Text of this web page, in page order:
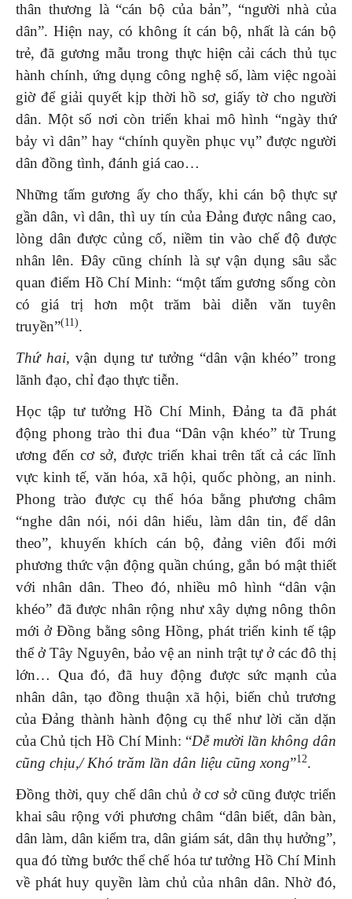
thân thương là “cán bộ của bản”, “người nhà của
dân”. Hiện nay, có không ít cán bộ, nhất là cán bộ
trẻ, đã gương mẫu trong thực hiện cải cách thủ tục
hành chính, ứng dụng công nghệ số, làm việc ngoài
giờ để giải quyết kịp thời hồ sơ, giấy tờ cho người
dân. Một số nơi còn triển khai mô hình “ngày thứ
bảy vì dân” hay “chính quyền phục vụ” được người
dân đồng tình, đánh giá cao…
Những tấm gương ấy cho thấy, khi cán bộ thực sự
gần dân, vì dân, thì uy tín của Đảng được nâng cao,
lòng dân được củng cố, niềm tin vào chế độ được
nhân lên. Đây cũng chính là sự vận dụng sâu sắc
quan điểm Hồ Chí Minh: “một tấm gương sống còn
có giá trị hơn một trăm bài diễn văn tuyên
truyền”(11).
Thứ hai, vận dụng tư tưởng “dân vận khéo” trong
lãnh đạo, chỉ đạo thực tiễn.
Học tập tư tưởng Hồ Chí Minh, Đảng ta đã phát
động phong trào thi đua “Dân vận khéo” từ Trung
ương đến cơ sở, được triển khai trên tất cả các lĩnh
vực kinh tế, văn hóa, xã hội, quốc phòng, an ninh.
Phong trào được cụ thể hóa bằng phương châm
“nghe dân nói, nói dân hiểu, làm dân tin, để dân
theo”, khuyến khích cán bộ, đảng viên đổi mới
phương thức vận động quần chúng, gắn bó mật thiết
với nhân dân. Theo đó, nhiều mô hình “dân vận
khéo” đã được nhân rộng như xây dựng nông thôn
mới ở Đồng bằng sông Hồng, phát triển kinh tế tập
thể ở Tây Nguyên, bảo vệ an ninh trật tự ở các đô thị
lớn… Qua đó, đã huy động được sức mạnh của
nhân dân, tạo đồng thuận xã hội, biến chủ trương
của Đảng thành hành động cụ thể như lời căn dặn
của Chủ tịch Hồ Chí Minh: “Dễ mười lần không dân
cũng chịu,/ Khó trăm lần dân liệu cũng xong”12.
Đồng thời, quy chế dân chủ ở cơ sở cũng được triển
khai sâu rộng với phương châm “dân biết, dân bàn,
dân làm, dân kiểm tra, dân giám sát, dân thụ hưởng”,
qua đó từng bước thể chế hóa tư tưởng Hồ Chí Minh
về phát huy quyền làm chủ của nhân dân. Nhờ đó,